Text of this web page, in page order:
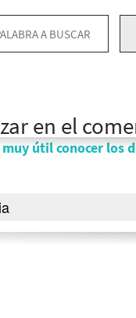
en el
útil conocer